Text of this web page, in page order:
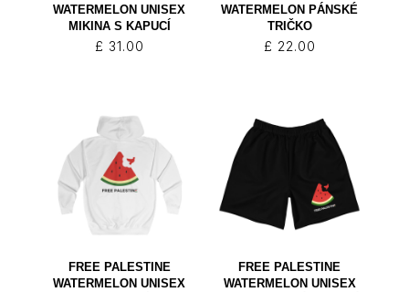
WATERMELON UNISEX
MIKINA S KAPUCÍ
£ 31.00
WATERMELON PÁNSKÉ
TRIČKO
£ 22.00
FREE PALESTINE
WATERMELON UNISEX
FREE PALESTINE
WATERMELON UNISEX